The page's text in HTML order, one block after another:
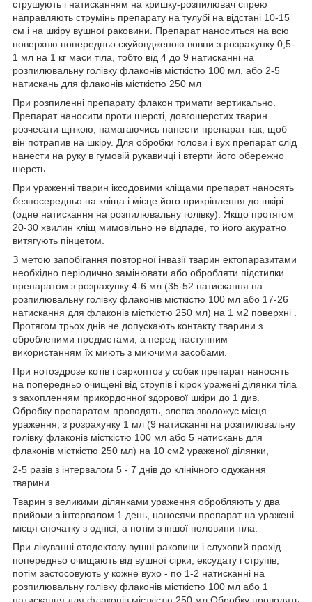
струшують і натисканням на кришку-розпилювач спрею
направляють струмінь препарату на тулубі на відстані 10-15
см і на шкіру вушної раковини. Препарат наноситься на всю
поверхню попередньо скуйовдженою вовни з розрахунку 0,5-
1 мл на 1 кг маси тіла, тобто від 4 до 9 натисканні на
розпилювальну голівку флаконів місткістю 100 мл, або 2-5
натискань для флаконів місткістю 250 мл
При розпиленні препарату флакон тримати вертикально.
Препарат наносити проти шерсті, довгошерстих тварин
розчесати щіткою, намагаючись нанести препарат так, щоб
він потрапив на шкіру. Для обробки голови і вух препарат слід
нанести на руку в гумовій рукавичці і втерти його обережно
шерсть.
При ураженні тварин іксодовими кліщами препарат наносять
безпосередньо на кліща і місце його прикріплення до шкірі
(одне натискання на розпилювальну голівку). Якщо протягом
20-30 хвилин кліщ мимовільно не відпаде, то його акуратно
витягують пінцетом.
З метою запобігання повторної інвазії тварин ектопаразитами
необхідно періодично замінювати або обробляти підстилки
препаратом з розрахунку 4-6 мл (35-52 натискання на
розпилювальну голівку флаконів місткістю 100 мл або 17-26
натискання для флаконів місткістю 250 мл) на 1 м2 поверхні .
Протягом трьох днів не допускають контакту тварини з
обробленими предметами, а перед наступним
використанням їх миють з миючими засобами.
При нотоэдрозе котів і саркоптоз у собак препарат наносять
на попередньо очищені від струпів і кірок уражені ділянки тіла
з захопленням прикордонної здорової шкіри до 1 див.
Обробку препаратом проводять, злегка зволожує місця
ураження, з розрахунку 1 мл (9 натисканні на розпилювальну
голівку флаконів місткістю 100 мл або 5 натискань для
флаконів місткістю 250 мл) на 10 см2 ураженої ділянки,
2-5 разів з інтервалом 5 - 7 днів до клінічного одужання
тварини.
Тварин з великими ділянками ураження обробляють у два
прийоми з інтервалом 1 день, наносячи препарат на уражені
місця спочатку з однієї, а потім з іншої половини тіла.
При лікуванні отодектозу вушні раковини і слуховий прохід
попередньо очищають від вушної сірки, ексудату і струпів,
потім застосовують у кожне вухо - по 1-2 натисканні на
розпилювальну голівку флаконів місткістю 100 мл або 1
натискання для флаконів місткістю 250 мл Обробку проводять